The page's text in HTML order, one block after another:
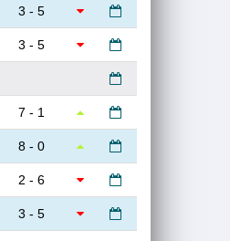
3 - 5
3 - 5
7 - 1
8 - 0
2 - 6
3 - 5